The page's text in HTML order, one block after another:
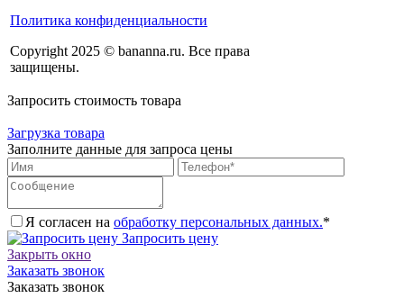
Политика конфиденциальности
Copyright 2025 © bananna.ru. Все права
защищены.
Запросить стоимость товара
Загрузка товара
Заполните данные для запроса цены
Я согласен на обработку персональных данных.*
Запросить цену
Закрыть окно
Заказать звонок
Заказать звонок